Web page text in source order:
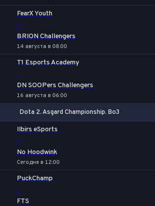
FearX Youth
-
BRION Challengers
14 августа в 08:00
T1 Esports Academy
-
DN SOOPers Challengers
16 августа в 06:00
Dota 2. Asgard Championship. Bo3
Ilbirs eSports
-
No Hoodwink
Сегодня в 12:00
PuckChamp
-
FTS